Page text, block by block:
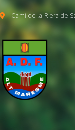
Camí de la Riera de